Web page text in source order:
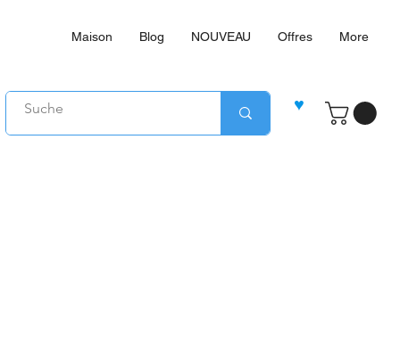
Maison Blog NOUVEAU Offres More
♥